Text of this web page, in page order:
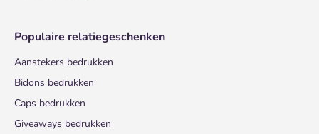
Populaire relatiegeschenken
Aanstekers bedrukken
Bidons bedrukken
Caps bedrukken
Giveaways bedrukken